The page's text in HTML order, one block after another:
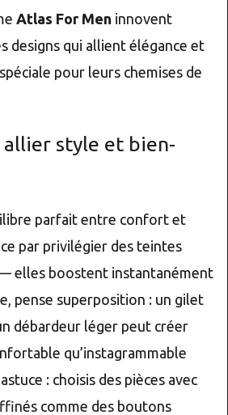
Atlas For Men innovent
designs qui allient élégance et
pour leurs chemises de
allier style et bien-
parfait entre confort et
par privilégier des teintes
elles boostent instantanément
pense superposition : un gilet
débardeur léger peut créer
qu’instagrammable
: choisis des pièces avec
comme des boutons